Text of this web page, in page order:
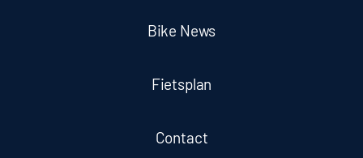
Bike News
Fietsplan
Contact